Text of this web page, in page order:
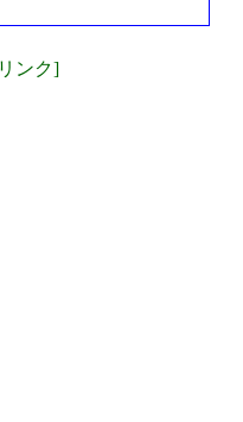
ンク]